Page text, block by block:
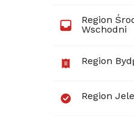
Region
Wschodni
Region
Region